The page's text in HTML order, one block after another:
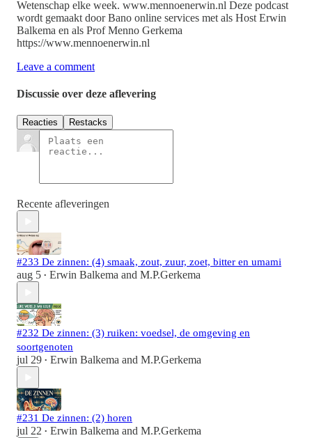
Wetenschap elke week. www.mennoenerwin.nl Deze podcast
wordt gemaakt door Bano online services met als Host Erwin
Balkema en als Prof Menno Gerkema
⁠⁠https://www.mennoenerwin.nl⁠⁠
Leave a comment
Discussie over deze aflevering
Reacties Restacks
Recente afleveringen
#233 De zinnen: (4) smaak, zout, zuur, zoet, bitter en umami
aug 5 • Erwin Balkema and M.P.Gerkema
#232 De zinnen: (3) ruiken: voedsel, de omgeving en
soortgenoten
jul 29 • Erwin Balkema and M.P.Gerkema
#231 De zinnen: (2) horen
jul 22 • Erwin Balkema and M.P.Gerkema